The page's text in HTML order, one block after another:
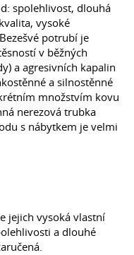
spolehlivost, dlouhá
vysoké
potrubí je
v běžných
a agresivních kapalin
a silnostěnné
množstvím kovu
nerezová trubka
s nábytkem je velmi
jejich vysoká vlastní
a dlouhé